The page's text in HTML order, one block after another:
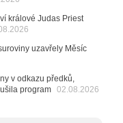
Plamen
Zmeková Trio.
zahraje ve
králové Judas Priest
uzavřely Měsíc
v odkazu předků,
program 02.08.2026